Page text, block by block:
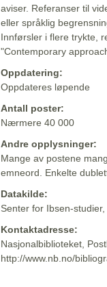
aviser. Referanser til
eller språklig
Innførsler i flere trykte,
"Contemporary
Oppdatering:
Oppdateres løpende
Antall poster:
Nærmere 40 000
Andre opplysninger:
Mange av postene
emneord. Enkelte
Datakilde:
Senter for Ibsen-
Kontaktadresse:
Nasjonalbiblioteket,
http://www.nb.no/